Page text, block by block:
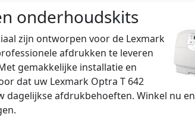
onderhoudskits
zijn ontworpen voor de Lexmark
afdrukken te leveren
gemakkelijke installatie en
dat uw Lexmark Optra T 642
dagelijkse afdrukbehoeften. Winkel nu en